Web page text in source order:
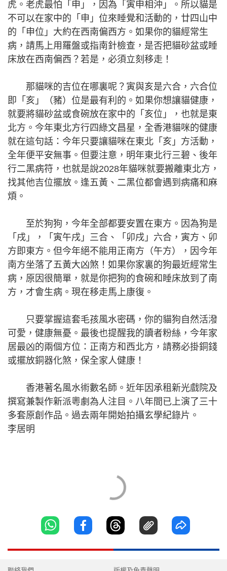
虎。老虎最怕「申」，因為「寅申相沖」。所以貓是
不可以在家中的「申」位來睡覺和活動的，廿四山中
的「申位」大約在西南偏西方。如果你的貓經常生
病，請馬上用羅盤或指南針檢查，是否把貓砂盆或睡
床放在西南偏西？若是，必須立刻移走！
那貓咪的吉位在哪裏呢？寅與亥是六合，六合位
即「亥」（豬）位是最有利的。如果你想讓貓健康，
就要將貓砂盆或食碗放在家中的「亥位」，也就是東
北方。今年東北方行四綠文昌星，全香港貓咪的健康
就在這句話：今年只要讓貓咪在東北「亥」方活動，
全年便平安無事。但要注意，明年東北行三碧、後年
行二黑病符，也就是說2028年貓咪就要搬離東北方，
找其他吉位擺放。逢五黃、二黑位都會遇到病痛和麻
煩。
至於狗狗，今年全部都要安置在東方。因為狗是
「戌」，「寅午戌」三合、「卯戌」六合，寅方、卯
方即東方。但今年絕不能用正南方（午方），因今年
南方坐落了五黃大凶煞！如果你家裏的狗最近經常生
病，原因很簡單，就是你把狗的食碗和睡床放到了南
方，才會生病。現在移走馬上康復。
只要掌握這套毛孩風水密碼，你的貓狗自然活潑
可愛，健康無憂。最後也提醒我的讀者粉絲，今年家
居最凶的兩個方位：正南方和西北方，請務必掛銅錢
或擺放銅器化煞，保全家人健康！
香港著名風水術數名師。近年因承租新光戲院及
撰寫兼製作新派粵劇為人注目。八年間已上演了三十
多套原創作品。過去兩年開始拍攝玄學紀錄片。
李居明